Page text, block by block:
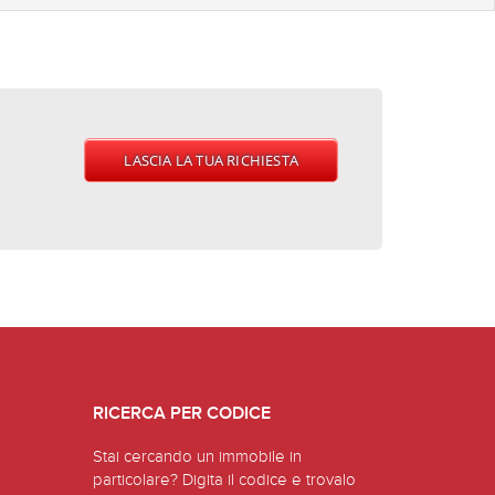
LASCIA LA TUA RICHIESTA
RICERCA PER CODICE
Stai cercando un immobile in
particolare? Digita il codice e trovalo